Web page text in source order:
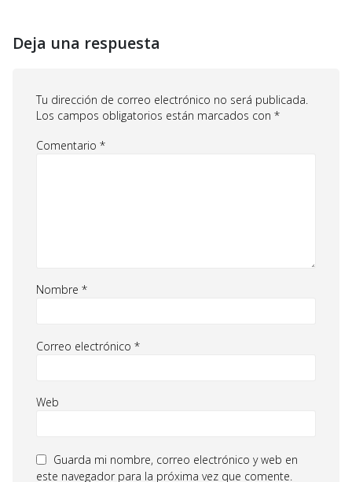
Deja una respuesta
Tu dirección de correo electrónico no será publicada.
Los campos obligatorios están marcados con *
Comentario *
Nombre *
Correo electrónico *
Web
Guarda mi nombre, correo electrónico y web en
este navegador para la próxima vez que comente.